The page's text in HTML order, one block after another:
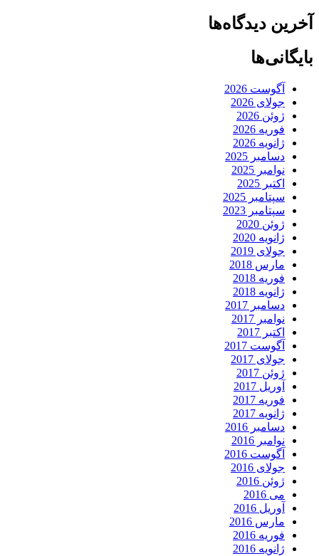
آخرین دیدگاه‌ها
بایگانی‌ها
آگوست 2026
جولای 2026
ژوئن 2026
فوریه 2026
ژانویه 2026
دسامبر 2025
نوامبر 2025
اکتبر 2025
سپتامبر 2025
سپتامبر 2023
ژوئن 2020
ژانویه 2020
جولای 2019
مارس 2018
فوریه 2018
ژانویه 2018
دسامبر 2017
نوامبر 2017
اکتبر 2017
آگوست 2017
جولای 2017
ژوئن 2017
آوریل 2017
فوریه 2017
ژانویه 2017
دسامبر 2016
نوامبر 2016
آگوست 2016
جولای 2016
ژوئن 2016
می 2016
آوریل 2016
مارس 2016
فوریه 2016
ژانویه 2016